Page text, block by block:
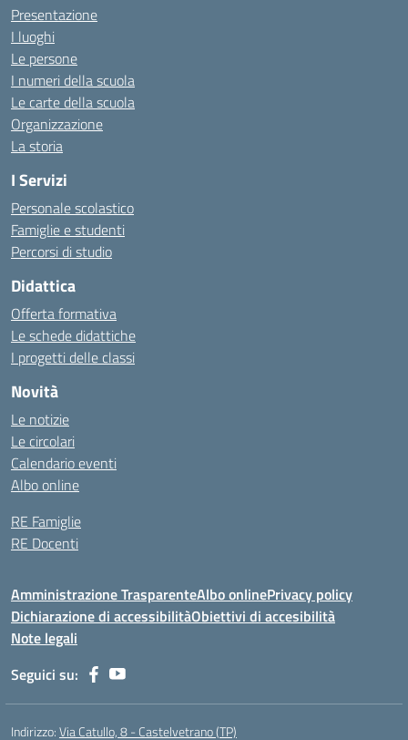
Presentazione
I luoghi
Le persone
I numeri della scuola
Le carte della scuola
Organizzazione
La storia
I Servizi
Personale scolastico
Famiglie e studenti
Percorsi di studio
Didattica
Offerta formativa
Le schede didattiche
I progetti delle classi
Novità
Le notizie
Le circolari
Calendario eventi
Albo online
RE Famiglie
RE Docenti
Amministrazione TrasparenteAlbo onlinePrivacy policy
Dichiarazione di accessibilitàObiettivi di accesibilità
Note legali
Seguici su:
Indirizzo:Via Catullo, 8 - Castelvetrano (TP)